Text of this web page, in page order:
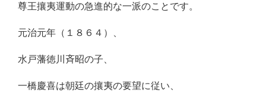
尊王攘夷運動の急進的な一派のことです。
元治元年（１８６４）、
水戸藩徳川斉昭の子、
一橋慶喜は朝廷の攘夷の要望に従い、